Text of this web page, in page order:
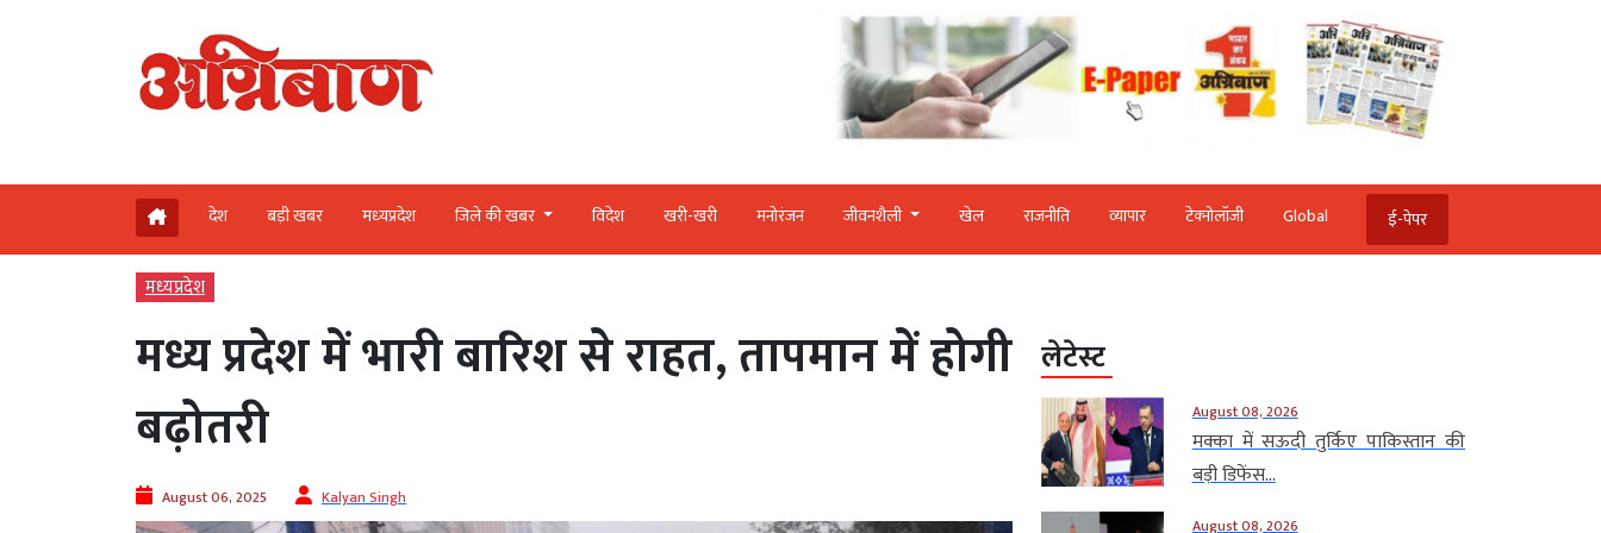
देश बड़ी खबर मध्‍यप्रदेश जिले की खबर विदेश खरी-खरी मनोरंजन जीवनशैली खेल राजनीति व्‍यापार टेक्‍नोलॉजी Global ई-पेपर
मध्‍यप्रदेश
मध्य प्रदेश में भारी बारिश से राहत, तापमान में होगी
बढ़ोतरी
August 06, 2025 Kalyan Singh
लेटेस्ट
August 08, 2026
मक्का में सऊदी तुर्किए पाकिस्तान की
बड़ी डिफेंस...
August 08, 2026